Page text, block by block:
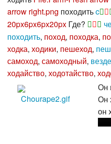
arrow right.png походитьc
20px6px6px20px Где?
походить поход походка
ходка ходики пешеход
самоход самоходный
ходайство ходотайство
Он
Он
он